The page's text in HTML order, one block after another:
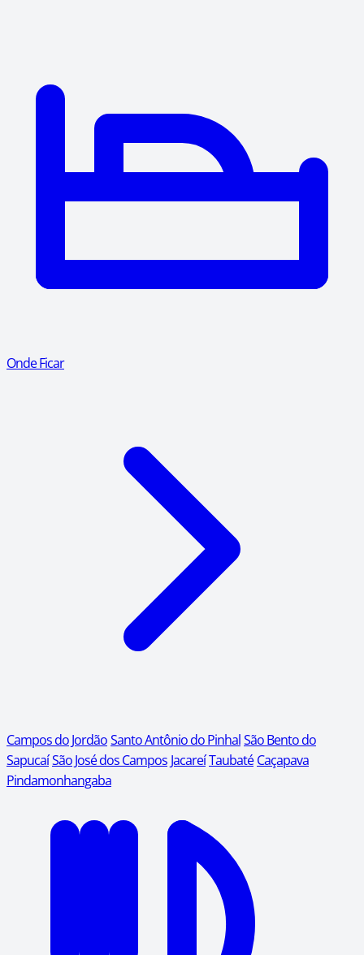
Onde Ficar
Campos do JordãoSanto Antônio do PinhalSão Bento do
SapucaíSão José dos Campos JacareíTaubaté Caçapava
Pindamonhangaba